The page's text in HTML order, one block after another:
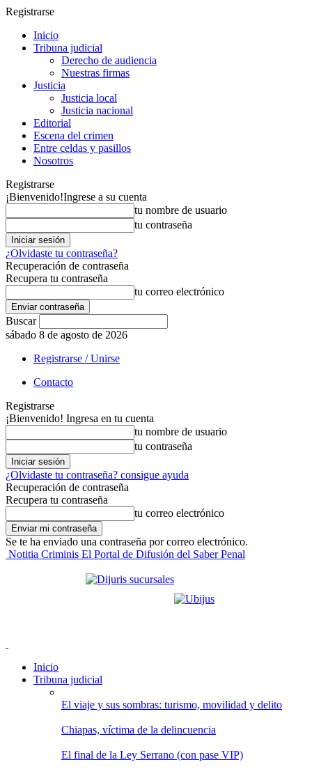
Registrarse
Inicio
Tribuna judicial
Derecho de audiencia
Nuestras firmas
Justicia
Justicia local
Justicia nacional
Editorial
Escena del crimen
Entre celdas y pasillos
Nosotros
Registrarse
¡Bienvenido!Ingrese a su cuenta
tu nombre de usuario
tu contraseña
¿Olvidaste tu contraseña?
Recuperación de contraseña
Recupera tu contraseña
tu correo electrónico
Buscar
sábado 8 de agosto de 2026
Registrarse / Unirse
Contacto
Registrarse
¡Bienvenido! Ingresa en tu cuenta
tu nombre de usuario
tu contraseña
¿Olvidaste tu contraseña? consigue ayuda
Recuperación de contraseña
Recupera tu contraseña
tu correo electrónico
Se te ha enviado una contraseña por correo electrónico.
Notitia Criminis El Portal de Difusión del Saber Penal
Inicio
Tribuna judicial
El viaje y sus sombras: turismo, movilidad y delito
Chiapas, víctima de la delincuencia
El final de la Ley Serrano (con pase VIP)